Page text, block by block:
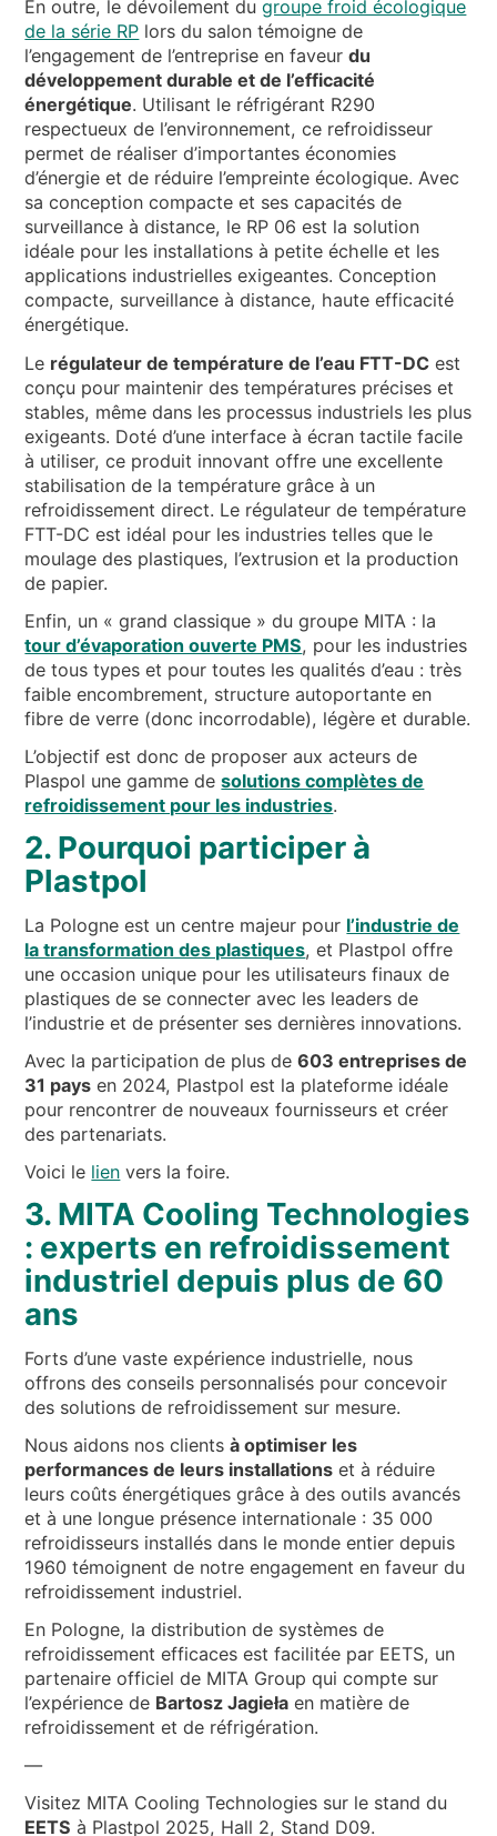
En outre, le dévoilement dugroupe froid écologique
de la série RP lors du salon témoigne de
l’engagement de l’entreprise en faveurdu
développement durable et de l’efficacité
énergétique. Utilisant le réfrigérant R290
respectueux de l’environnement, ce refroidisseur
permet de réaliser d’importantes économies
d’énergie et de réduire l’empreinte écologique. Avec
sa conception compacte et ses capacités de
surveillance à distance, le RP 06 est la solution
idéale pour les installations à petite échelle et les
applications industrielles exigeantes. Conception
compacte, surveillance à distance, haute efficacité
énergétique.
Le régulateur de température de l’eau FTT-DC est
conçu pour maintenir des températures précises et
stables, même dans les processus industriels les plus
exigeants. Doté d’une interface à écran tactile facile
à utiliser, ce produit innovant offre une excellente
stabilisation de la température grâce à un
refroidissement direct. Le régulateur de température
FTT-DC est idéal pour les industries telles que le
moulage des plastiques, l’extrusion et la production
de papier.
Enfin, un « grand classique » du groupe MITA : la
tour d’évaporation ouverte PMS, pour les industries
de tous types et pour toutes les qualités d’eau : très
faible encombrement, structure autoportante en
fibre de verre (donc incorrodable), légère et durable.
L’objectif est donc de proposer aux acteurs de
Plaspol une gamme desolutions complètes de
refroidissement pour les industries.
2. Pourquoi participer à
Plastpol
La Pologne est un centre majeur pour l’industrie de
la transformation des plastiques, et Plastpol offre
une occasion unique pour les utilisateurs finaux de
plastiques de se connecter avec les leaders de
l’industrie et de présenter ses dernières innovations.
Avec la participation de plus de603 entreprises de
31 pays en 2024, Plastpol est la plateforme idéale
pour rencontrer de nouveaux fournisseurs et créer
des partenariats.
Voici le lien vers la foire.
3. MITA Cooling Technologies
: experts en refroidissement
industriel depuis plus de 60
ans
Forts d’une vaste expérience industrielle, nous
offrons des conseils personnalisés pour concevoir
des solutions de refroidissement sur mesure.
Nous aidons nos clientsà optimiser les
performances de leurs installations et à réduire
leurs coûts énergétiques grâce à des outils avancés
et à une longue présence internationale : 35 000
refroidisseurs installés dans le monde entier depuis
1960 témoignent de notre engagement en faveur du
refroidissement industriel.
En Pologne, la distribution de systèmes de
refroidissement efficaces est facilitée par EETS, un
partenaire officiel de MITA Group qui compte sur
l’expérience de Bartosz Jagieła en matière de
refroidissement et de réfrigération.
—
Visitez MITA Cooling Technologies sur le stand du
EETS à Plastpol 2025, Hall 2, Stand D09.